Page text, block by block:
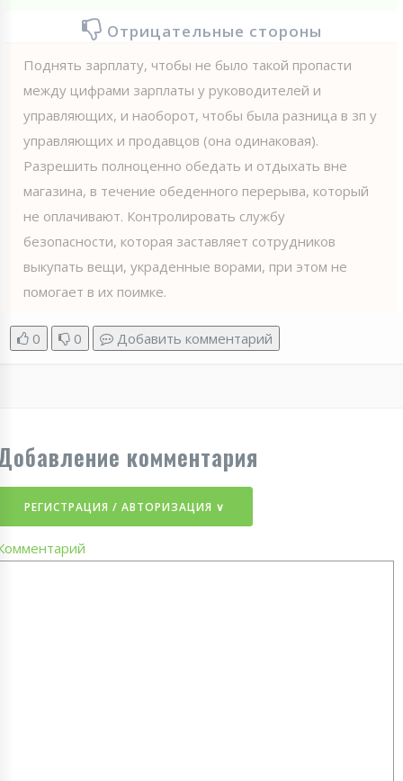
Отрицательные стороны
Поднять зарплату, чтобы не было такой пропасти
между цифрами зарплаты у руководителей и
управляющих, и наоборот, чтобы была разница в зп у
управляющих и продавцов (она одинаковая).
Разрешить полноценно обедать и отдыхать вне
магазина, в течение обеденного перерыва, который
не оплачивают. Контролировать службу
безопасности, которая заставляет сотрудников
выкупать вещи, украденные ворами, при этом не
помогает в их поимке.
0 0 Добавить комментарий
комментария
РЕГИСТРАЦИЯ / АВТОРИЗАЦИЯ ∨